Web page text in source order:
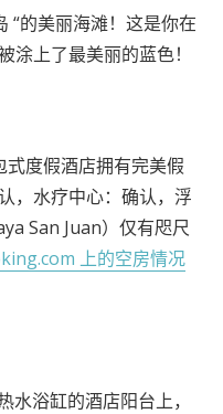
“的美丽海滩！这是你在
涂上了最美丽的蓝色！
式度假酒店拥有完美假
，水疗中心：确认，浮
San Juan）仅有咫尺
上的空房情况
水浴缸的酒店阳台上，